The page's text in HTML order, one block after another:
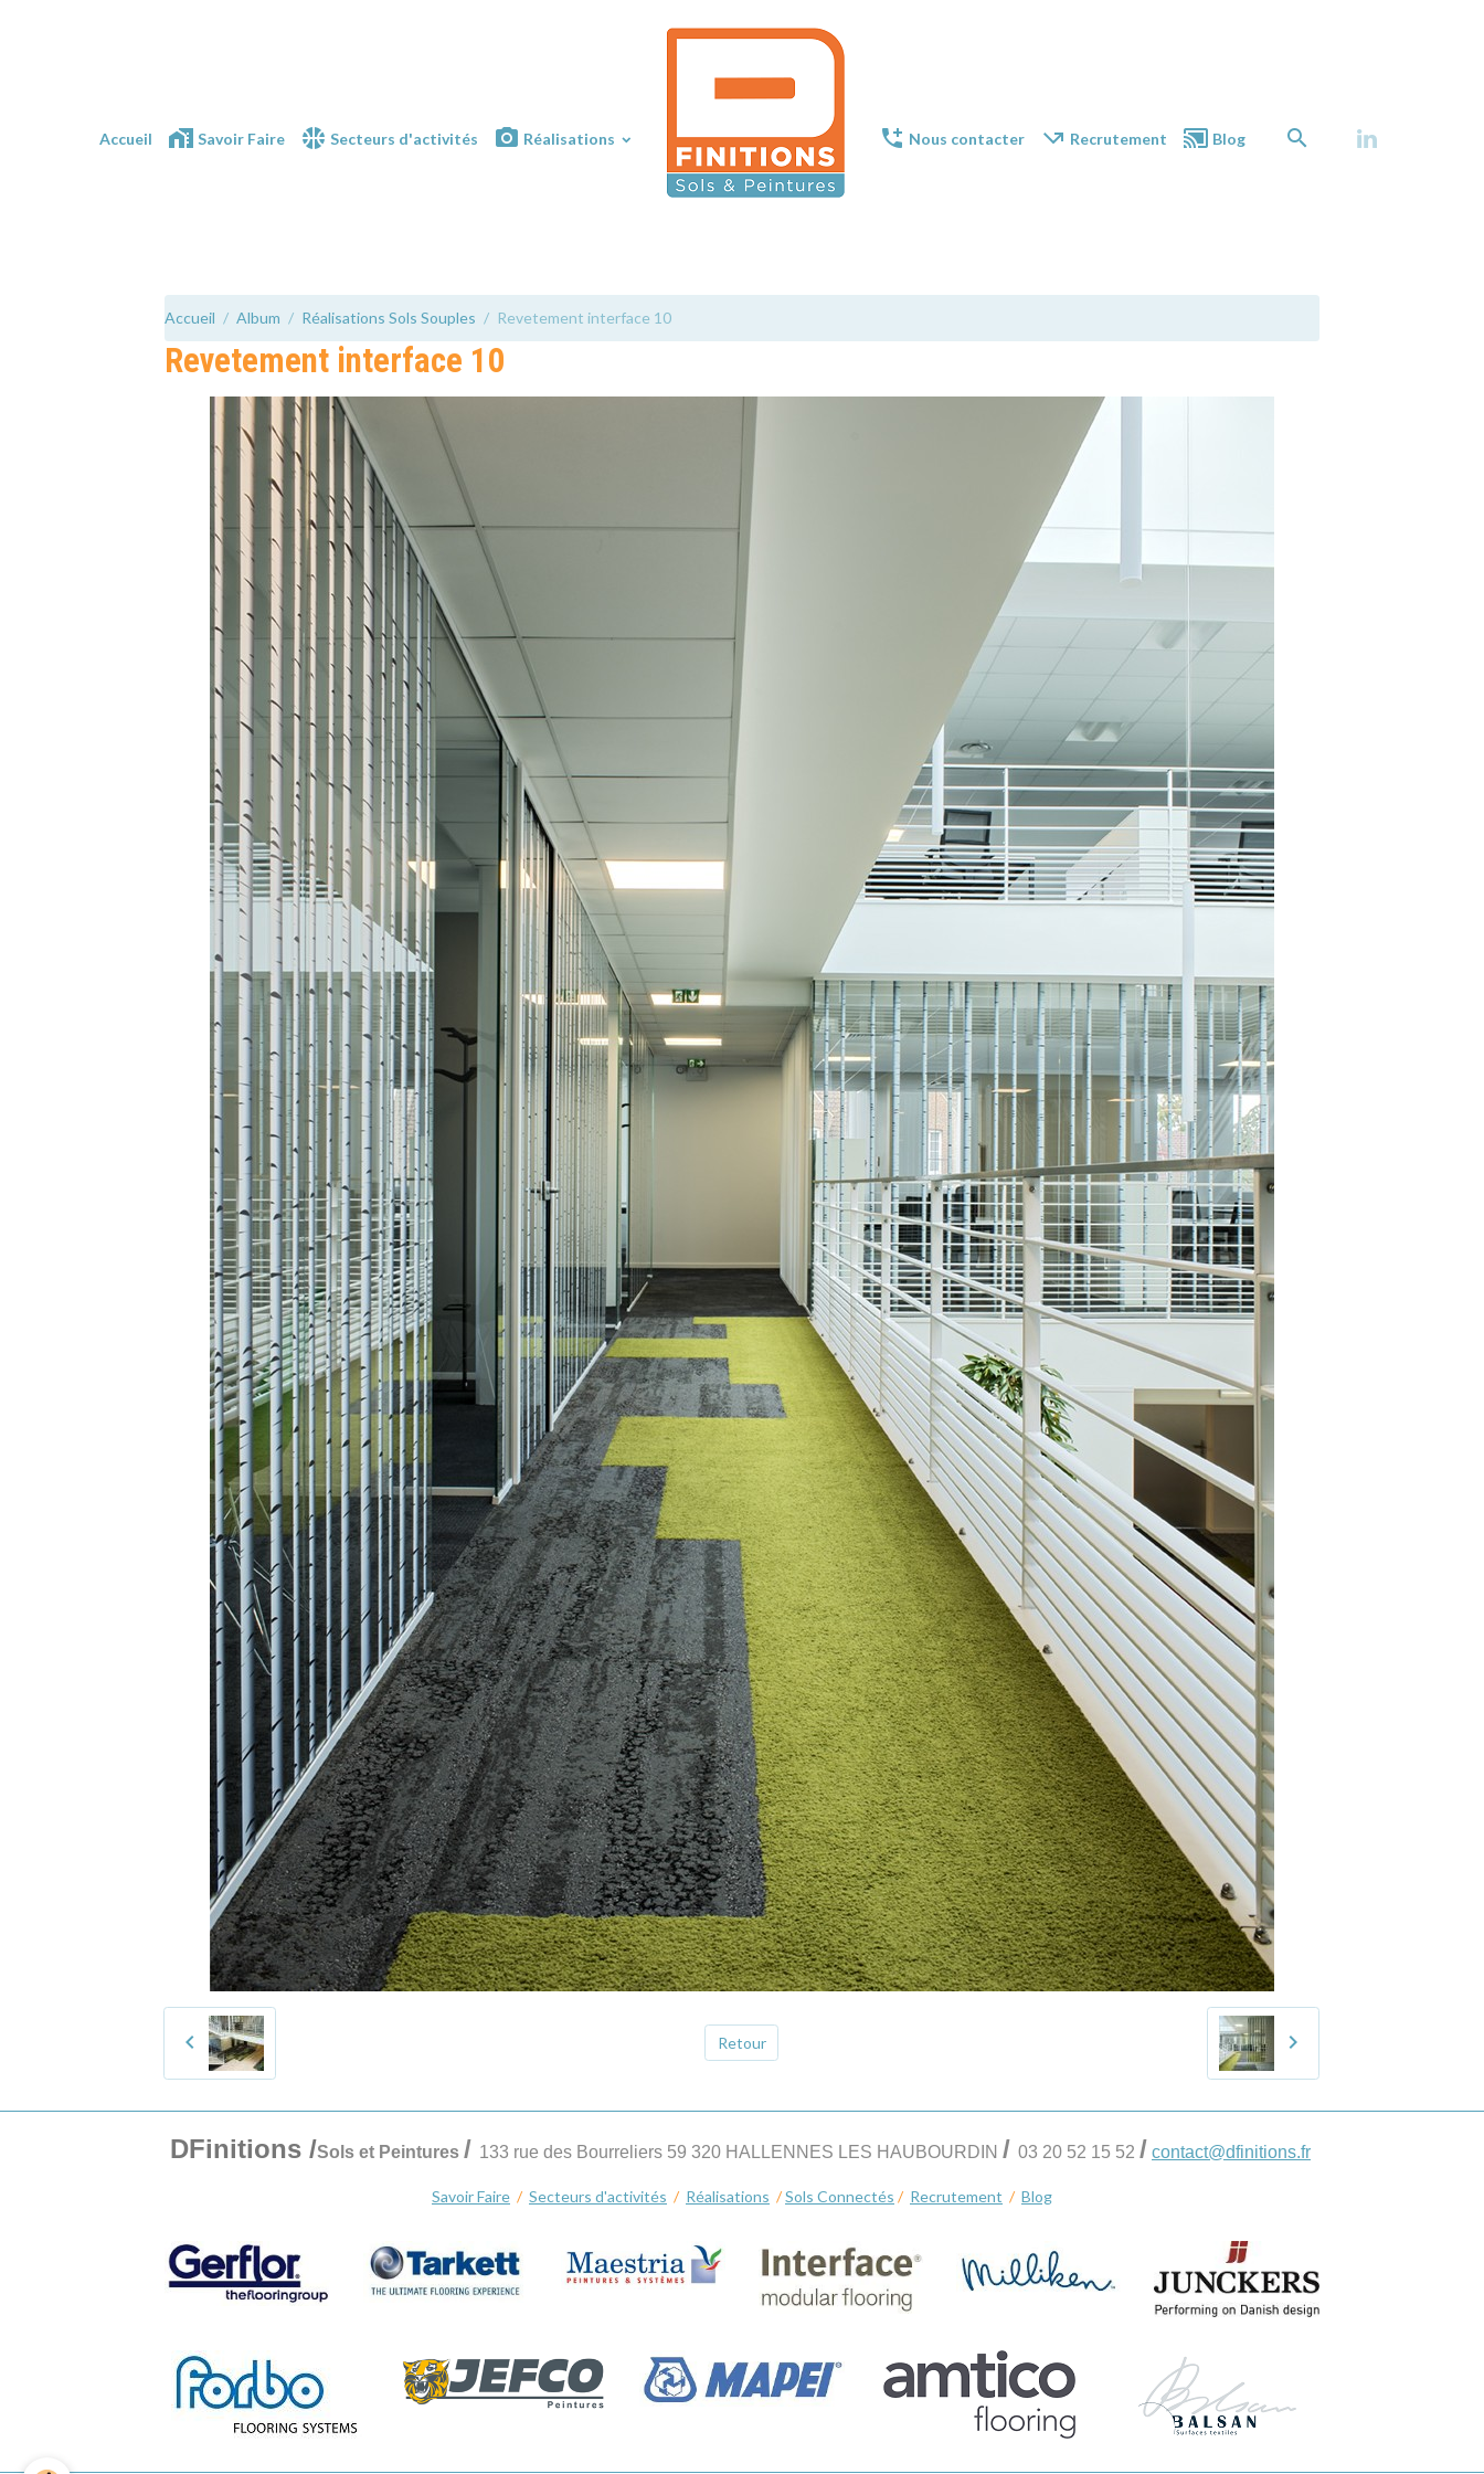
Accueil Savoir Faire Secteurs d'activités Réalisations Nous contacter Recrutement Blog
Accueil Album Réalisations Sols Souples Revetement interface 10
Revetement interface 10
Retour
DFinitions /Sols et Peintures / 133 rue des Bourreliers 59 320 HALLENNES LES HAUBOURDIN / 03 20 52 15 52 / contact@dfinitions.fr
Savoir Faire / Secteurs d'activités / Réalisations /Sols Connectés / Recrutement / Blog